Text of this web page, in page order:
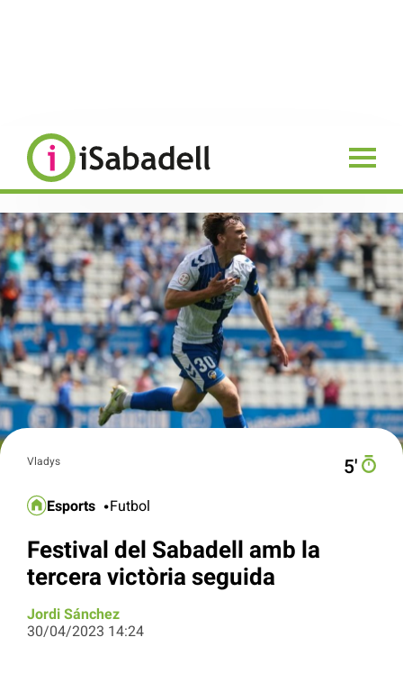
Vladys 5′
Esports Futbol
Festival del Sabadell amb la
tercera victòria seguida
Jordi Sánchez
30/04/2023 14:24